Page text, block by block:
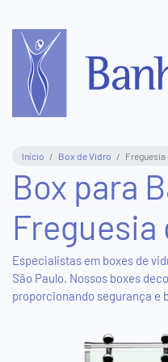
Central
Atendimento
3831-
8411
(11)
95577-
5816
Show
Início Box de Vidro Freguesia
Box para
Freguesia
Especialistas em boxes de
São Paulo. Nossos boxes
proporcionando segurança e